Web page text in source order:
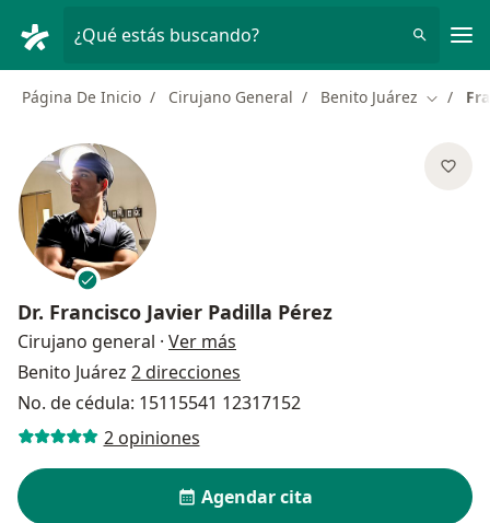
¿Qué estás buscando?
Página De Inicio Cirujano General Benito Juárez
Dr. Francisco Javier Padilla Pérez
Cirujano general · Ver más
Benito Juárez 2 direcciones
No. de cédula: 15115541 12317152
2 opiniones
Agendar cita